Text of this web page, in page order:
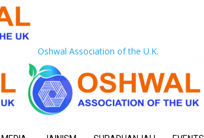
Oshwal Association of the U.K.